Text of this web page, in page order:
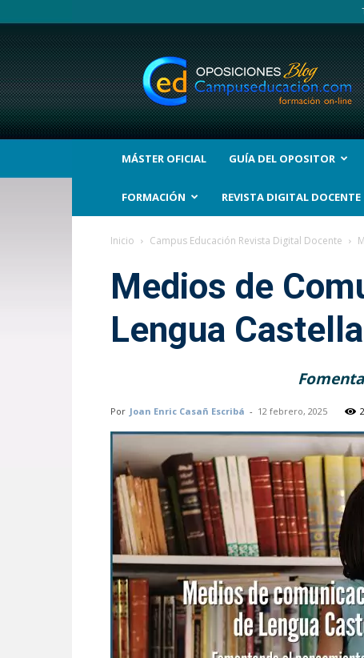
BLOG
Noticias
Oposiciones
y
bolsas
Trabajo
Interinos.
MÁSTER OFICIAL GUÍA DEL OPOSITOR
FORMACIÓN REVISTA DIGITAL DOCENTE
Inicio Campus Educación Revista Digital Docente
Medios de
Lengua
Por Joan Enric Casañ Escribá - 12 febrero, 2025